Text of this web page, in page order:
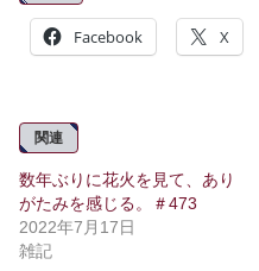
Facebook X
関連
数年ぶりに花火を見て、あり
がたみを感じる。＃473
2022年7月17日
雑記